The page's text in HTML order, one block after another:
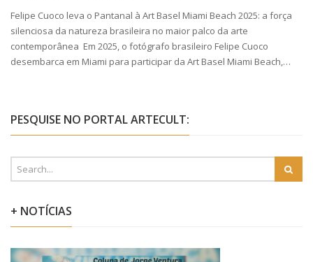
Felipe Cuoco leva o Pantanal à Art Basel Miami Beach 2025: a força
silenciosa da natureza brasileira no maior palco da arte
contemporânea Em 2025, o fotógrafo brasileiro Felipe Cuoco
desembarca em Miami para participar da Art Basel Miami Beach,…
PESQUISE NO PORTAL ARTECULT:
+ NOTÍCIAS